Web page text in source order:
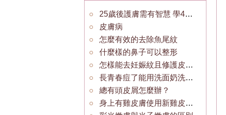
25歲後護膚需有智慧 學4種媲美“光學美容”成分
皮膚病
怎麼有效的去除魚尾紋
什麼樣的鼻子可以整形
怎樣能去妊娠紋且修護皮膚呢?
長青春痘了能用洗面奶洗嗎？
總有頭皮屑怎麼辦？
身上有雞皮膚使用新雞皮消能好嗎？